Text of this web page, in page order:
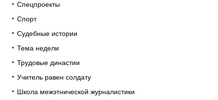
Спецпроекты
Спорт
Судебные истории
Тема недели
Трудовые династии
Учитель равен солдату
Школа межэтнической журналистики